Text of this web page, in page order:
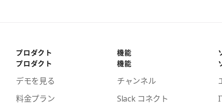
プロダクト
プロダクト
デモを見る
料金プラン
機能
機能
チャンネル
Slack コネクト